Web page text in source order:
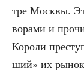
тре Моск­вы.
вора­ми и
Коро­ли
ший» их